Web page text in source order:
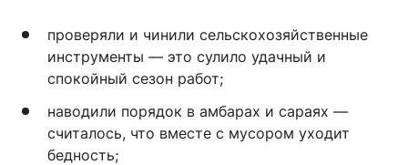
проверяли и чинили сельскохозяйственные
инструменты — это сулило удачный и
спокойный сезон работ;
наводили порядок в амбарах и сараях —
считалось, что вместе с мусором уходит
бедность;